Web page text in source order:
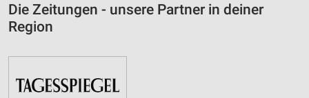
Die Zeitungen - unsere Partner in deiner
Region